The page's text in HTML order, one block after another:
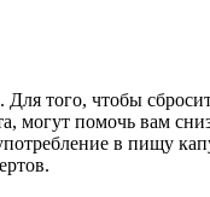
того, чтобы
могут помочь вам
в пищу